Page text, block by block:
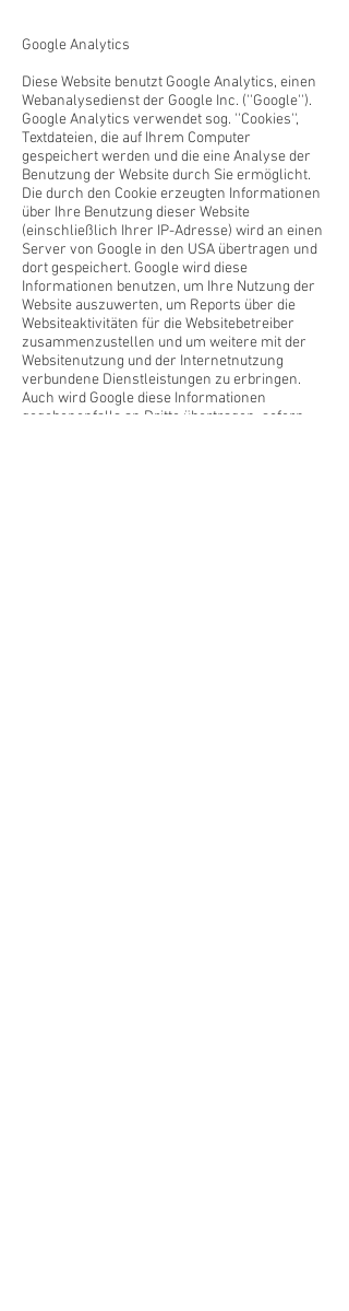
Google Analytics
Diese Website benutzt Google Analytics, einen
Webanalysedienst der Google Inc. (''Google'').
Google Analytics verwendet sog. ''Cookies'',
Textdateien, die auf Ihrem Computer
gespeichert werden und die eine Analyse der
Benutzung der Website durch Sie ermöglicht.
Die durch den Cookie erzeugten Informationen
über Ihre Benutzung dieser Website
(einschließlich Ihrer IP-Adresse) wird an einen
Server von Google in den USA übertragen und
dort gespeichert. Google wird diese
Informationen benutzen, um Ihre Nutzung der
Website auszuwerten, um Reports über die
Websiteaktivitäten für die Websitebetreiber
zusammenzustellen und um weitere mit der
Websitenutzung und der Internetnutzung
verbundene Dienstleistungen zu erbringen.
Auch wird Google diese Informationen
gegebenenfalls an Dritte übertragen, sofern